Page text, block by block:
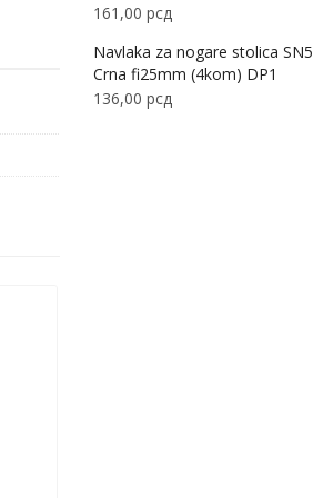
161,00 рсд
Navlaka za nogare stolica SN5
Crna fi25mm (4kom) DP1
136,00 рсд